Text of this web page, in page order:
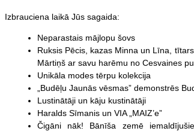
Izbrauciena laikā Jūs sagaida:
Neparastais mājlopu šovs
Ruksis Pēcis, kazas Minna un Līna,
Mārtiņš ar savu harēmu no Cesvaines
Unikāla modes tērpu kolekcija
„Budēļu Jaunās vēsmas” demonstrēs
Lustinātāji un kāju kustinātāji
Haralds Sīmanis un VIA „MAIZ’e”
Čigāni nāk! Bānīša zemē